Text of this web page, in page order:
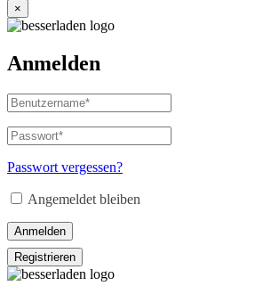
×
Anmelden
Benutzername
oder
E-
Mail-
Adresse*
Passwort*
Erforderlich
Passwort vergessen?
Angemeldet bleiben
Anmelden
Registrieren